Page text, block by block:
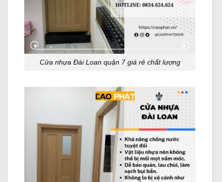
Cửa nhựa Đài Loan quận 7 giá rẻ chất lượng